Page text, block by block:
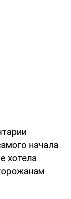
начала
хотела